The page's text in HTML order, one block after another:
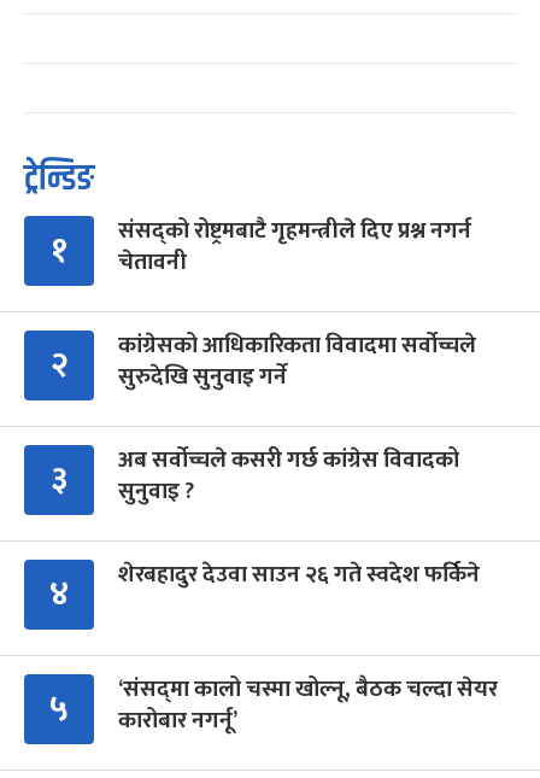
ट्रेन्डिङ
१
संसद्को रोष्ट्रमबाटै गृहमन्त्रीले दिए प्रश्न नगर्न
चेतावनी
२
कांग्रेसको आधिकारिकता विवादमा सर्वोच्चले
सुरुदेखि सुनुवाइ गर्ने
३
अब सर्वोच्चले कसरी गर्छ कांग्रेस विवादको
सुनुवाइ ?
४ शेरबहादुर देउवा साउन २६ गते स्वदेश फर्किने
५
‘संसद्‍मा कालो चस्मा खोल्नू, बैठक चल्दा सेयर
कारोबार नगर्नू’